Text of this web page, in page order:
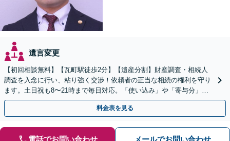
遺言変更
【初回相談無料】【瓦町駅徒歩2分】【遺産分割】財産調査・相続人
調査を入念に行い、粘り強く交渉！依頼者の正当な相続の権利を守り
ます。土日祝も8〜21時まで毎日対応。「使い込み」や「寄与分」の
調査もお任せください！【遺言書作成や相続放棄も対応】
料金表を見る
電話でお問い合わせ メールでお問い合わせ